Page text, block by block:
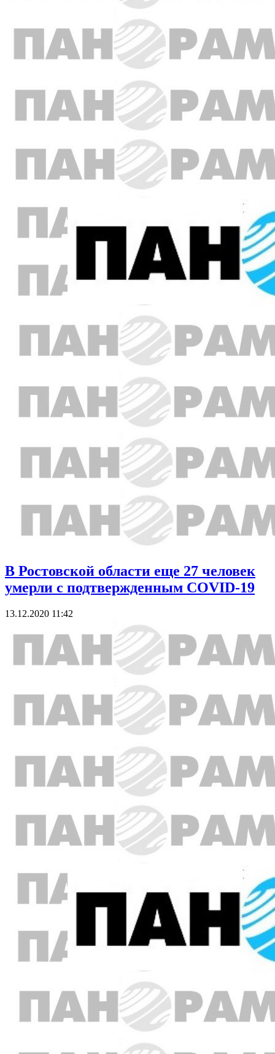
В Ростовской области еще 27 человек
умерли с подтвержденным COVID-19
13.12.2020 11:42